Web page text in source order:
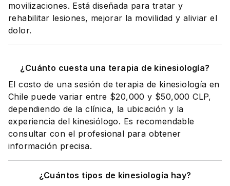
movilizaciones. Está diseñada para tratar y
rehabilitar lesiones, mejorar la movilidad y aliviar el
dolor.
¿Cuánto cuesta una terapia de kinesiología?
El costo de una sesión de terapia de kinesiología en
Chile puede variar entre $20,000 y $50,000 CLP,
dependiendo de la clínica, la ubicación y la
experiencia del kinesiólogo. Es recomendable
consultar con el profesional para obtener
información precisa.
¿Cuántos tipos de kinesiología hay?